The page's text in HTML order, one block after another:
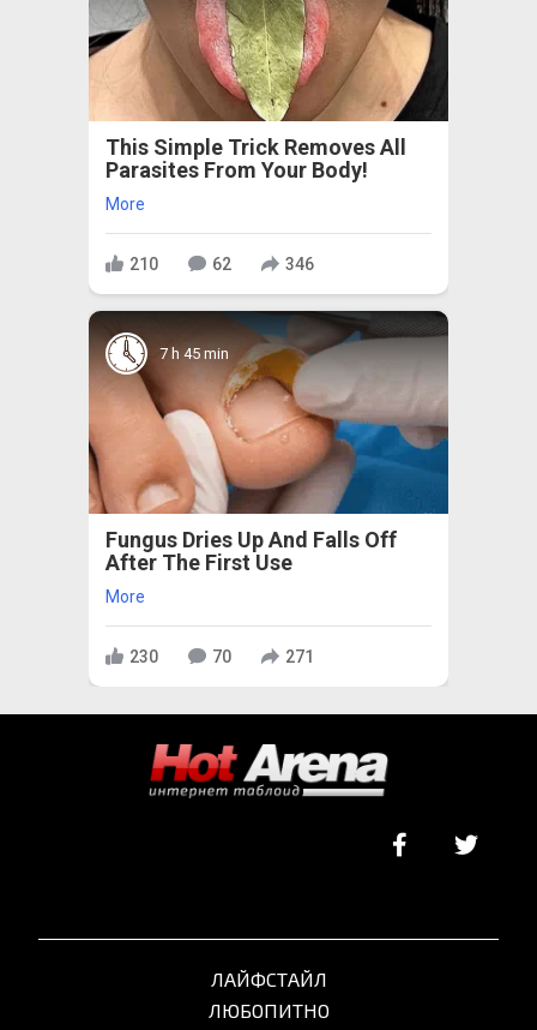
This Simple Trick Removes All
Parasites From Your Body!
More
210 62 346
7 h 45 min
Fungus Dries Up And Falls Off
After The First Use
More
230 70 271
ЛАЙФСТАЙЛ
ЛЮБОПИТНО